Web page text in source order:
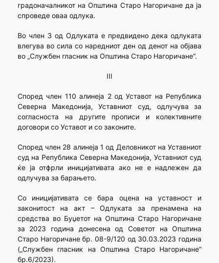
градоначалникот на Општина Старо Нагоричане да ја
спроведе оваа одлука.
Во член 3 од Одлуката е предвидено дека одлуката
влегува во сила со наредниот ден од денот на објава
во „Службен гласник на Општина Старо Нагоричане“.
III
Според член 110 алинеја 2 од Уставот на Република
Северна Македонија, Уставниот суд, одлучува за
согласноста на другите прописи и колективните
договори со Уставот и со законите.
Според член 28 алинеја 1 од Деловникот на Уставниот
суд на Република Северна Македонија, Уставниот суд
ќе ја отфрли иницијативата ако не е надлежен да
одлучува за барањето.
Со иницијативата се бара оцена на уставност и
законитост на акт – Одлуката за пренамена на
средства во Буџетот на Општина Старо Нагоричане
за 2023 година донесена од Советот на Општина
Старо Нагоричане бр. 08-9/120 од 30.03.2023 година
(„Службен гласник на Општина Старо Нагоричане“
бр.6/2023).